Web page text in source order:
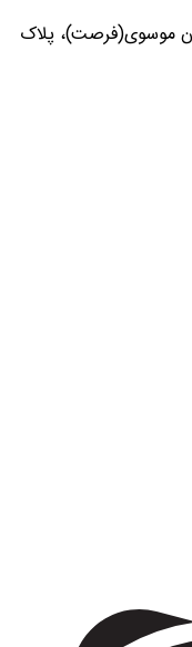
موسوی(فرصت)، پلاک